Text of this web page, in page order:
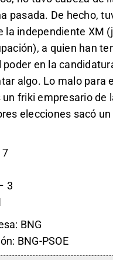
pasada. De hecho,
la independiente XM
a quien han
poder en la
algo. Lo malo para
un friki empresario de
elecciones sacó
7
3
BNG
BNG-PSOE